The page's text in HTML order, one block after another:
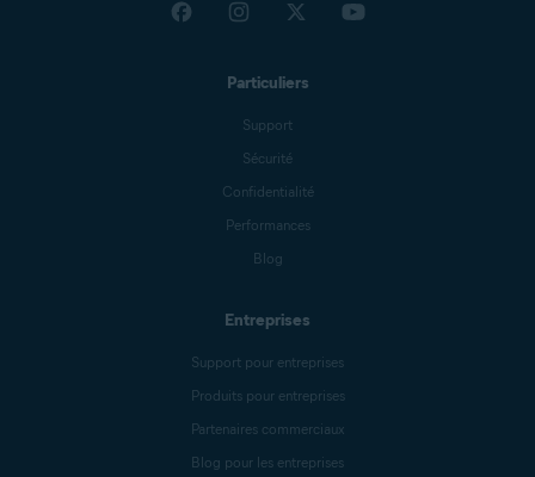
Particuliers
Support
Sécurité
Confidentialité
Performances
Blog
Entreprises
Support pour entreprises
Produits pour entreprises
Partenaires commerciaux
Blog pour les entreprises